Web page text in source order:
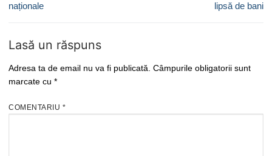
naționale
lipsă de bani
Lasă un răspuns
Adresa ta de email nu va fi publicată. Câmpurile obligatorii sunt
marcate cu *
COMENTARIU *